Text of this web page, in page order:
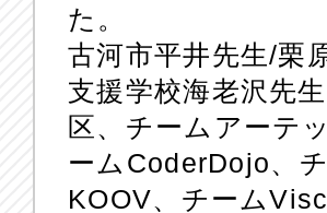
た。
古河市平井先生/栗
支援学校海老沢先
区、チームアーテ
ームCoderDojo、
KOOV、チーム